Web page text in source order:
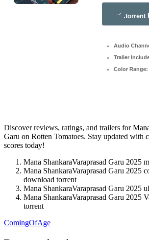
.torrent
Audio
Trailer
Color Range:
Discover reviews, ratings, and trailers for
Garu on Rotten Tomatoes. Stay updated with
scores today!
Mana ShankaraVaraprasad Garu 2025
Mana ShankaraVaraprasad Garu 2025
download torrent
Mana ShankaraVaraprasad Garu 2025
Mana ShankaraVaraprasad Garu 2025
torrent
ComingOfAge